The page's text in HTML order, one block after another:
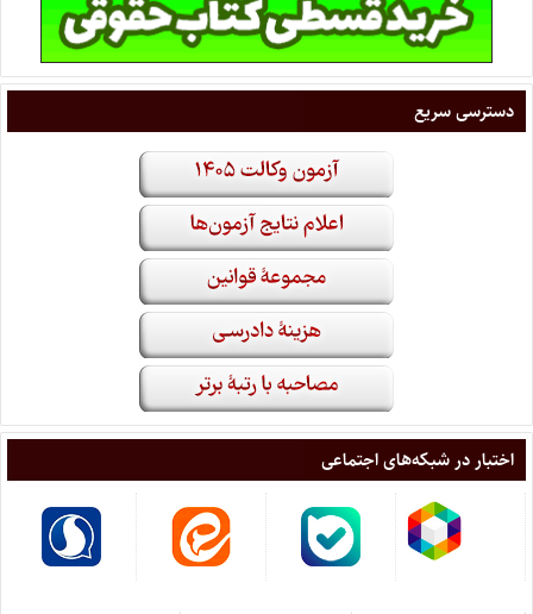
دسترسی سریع
اختبار در شبکه‌های اجتماعی